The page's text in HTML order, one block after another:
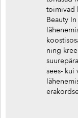
toimivad
Beauty
ning
sees- kui